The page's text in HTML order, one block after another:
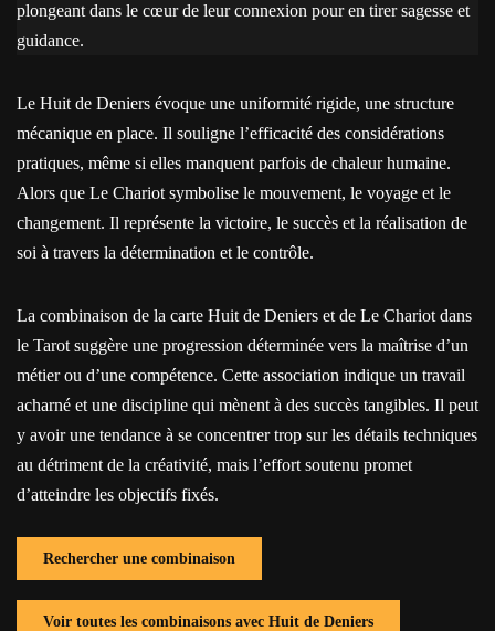
plongeant dans le cœur de leur connexion pour en tirer sagesse et
guidance.
Le Huit de Deniers évoque une uniformité rigide, une structure
mécanique en place. Il souligne l’efficacité des considérations
pratiques, même si elles manquent parfois de chaleur humaine.
Alors que Le Chariot symbolise le mouvement, le voyage et le
changement. Il représente la victoire, le succès et la réalisation de
soi à travers la détermination et le contrôle.
La combinaison de la carte Huit de Deniers et de Le Chariot dans
le Tarot suggère une progression déterminée vers la maîtrise d’un
métier ou d’une compétence. Cette association indique un travail
acharné et une discipline qui mènent à des succès tangibles. Il peut
y avoir une tendance à se concentrer trop sur les détails techniques
au détriment de la créativité, mais l’effort soutenu promet
d’atteindre les objectifs fixés.
Rechercher une combinaison
Voir toutes les combinaisons avec Huit de Deniers